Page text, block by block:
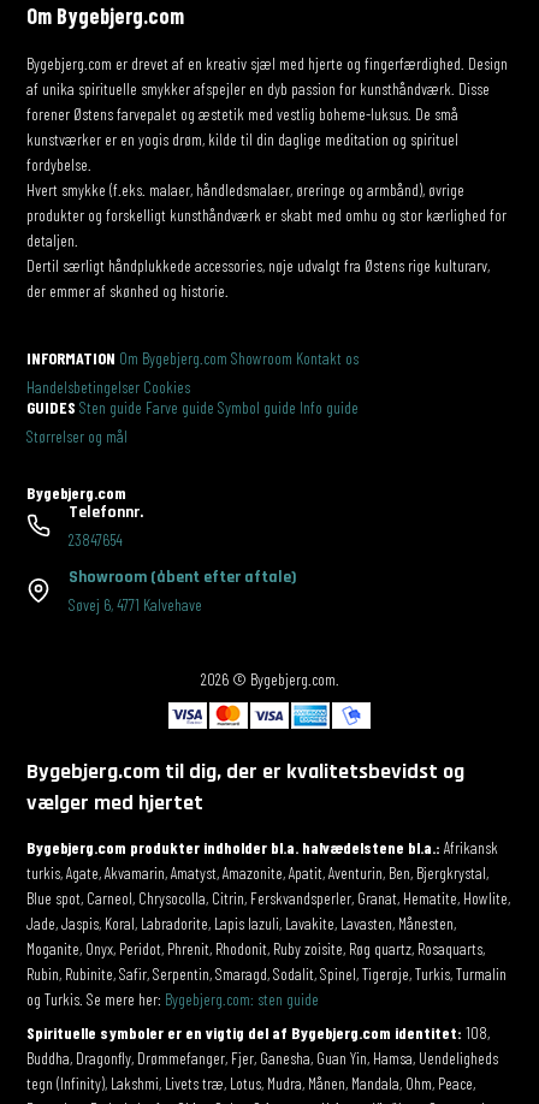
Om Bygebjerg.com
Bygebjerg.com er drevet af en kreativ sjæl med hjerte og fingerfærdighed. Design
af unika spirituelle smykker afspejler en dyb passion for kunsthåndværk. Disse
forener Østens farvepalet og æstetik med vestlig boheme-luksus. De små
kunstværker er en yogis drøm, kilde til din daglige meditation og spirituel
fordybelse.
Hvert smykke (f.eks. malaer, håndledsmalaer, øreringe og armbånd), øvrige
produkter og forskelligt kunsthåndværk er skabt med omhu og stor kærlighed for
detaljen.
Dertil særligt håndplukkede accessories, nøje udvalgt fra Østens rige kulturarv,
der emmer af skønhed og historie.
INFORMATION Om Bygebjerg.com Showroom Kontakt os
Handelsbetingelser Cookies
GUIDES Sten guide Farve guide Symbol guide Info guide
Størrelser og mål
Bygebjerg.com
Telefonnr.
23847654
Showroom (åbent efter aftale)
Søvej 6,4771 Kalvehave
2026 © Bygebjerg.com.
Bygebjerg.com til dig, der er kvalitetsbevidst og
vælger med hjertet
Bygebjerg.com produkter indholder bl.a. halvædelstene bl.a.: Afrikansk
turkis, Agate, Akvamarin, Amatyst, Amazonite, Apatit, Aventurin, Ben, Bjergkrystal,
Blue spot, Carneol, Chrysocolla, Citrin, Ferskvandsperler, Granat, Hematite, Howlite,
Jade, Jaspis, Koral, Labradorite, Lapis lazuli, Lavakite, Lavasten, Månesten,
Moganite, Onyx, Peridot, Phrenit, Rhodonit, Ruby zoisite, Røg quartz, Rosaquarts,
Rubin, Rubinite, Safir, Serpentin, Smaragd, Sodalit, Spinel, Tigerøje, Turkis, Turmalin
og Turkis. Se mere her: Bygebjerg.com: sten guide
Spirituelle symboler er en vigtig del af Bygebjerg.com identitet: 108,
Buddha, Dragonfly, Drømmefanger, Fjer, Ganesha, Guan Yin, Hamsa, Uendeligheds
tegn (Infinity), Lakshmi, Livets træ, Lotus, Mudra, Månen, Mandala, Ohm, Peace,